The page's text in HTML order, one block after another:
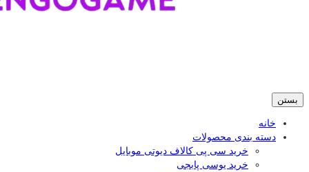
بستن
خانه
دسته بندی محصولات
خرید سی پی کالاف دیوتی موبایل
خرید یوسی پابجی